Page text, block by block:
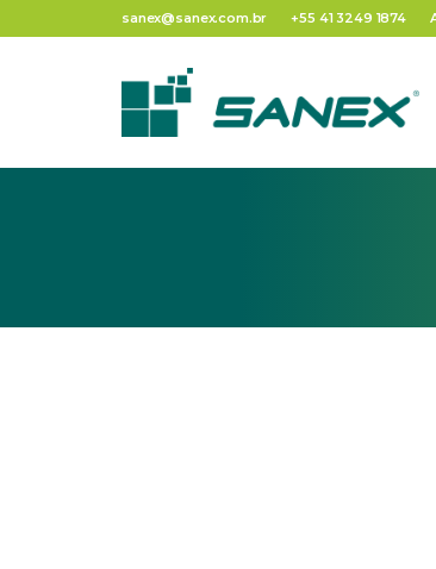
sanex@sanex.com.br +55 41 3249 1874
Tag:Febre